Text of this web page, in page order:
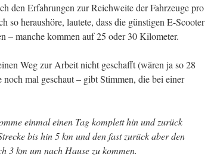
den Erfahrungen zur Reichweite der Fahrzeuge pro
heraushöre, lautete, dass die günstigen E-Scooter
– manche kommen auf 25 oder 30 Kilometer.
Weg zur Arbeit nicht geschafft (wären ja so 28
mal geschaut – gibt Stimmen, die bei einer
einmal einen Tag komplett hin und zurück
bis hin 5 km und den fast zurück aber den
3 km um nach Hause zu kommen.